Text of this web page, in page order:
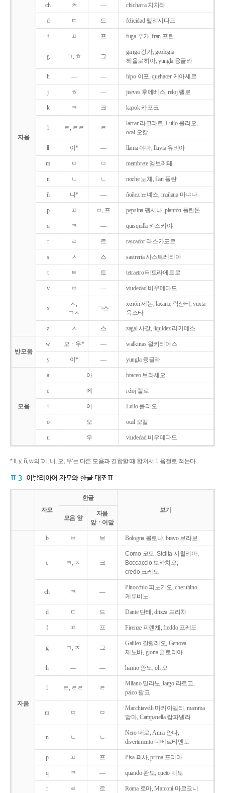
자음
ch ㅊ ― chicharra 치차라
d ㄷ 드 felicidad 펠리시다드
f ㅍ 프 fuga 푸가, fran 프란
g ㄱ, ㅎ 그
ganga 강가, geologia
헤올로히아, yungla 융글라
h ― ― hipo 이포, quehacer 케아세르
j ㅎ ― jueves 후에베스, reloj 렐로
k ㅋ 크 kapok 카포크
l ㄹ, ㄹㄹ ㄹ
lacrar 라크라르, Lulio 룰리오,
ocal 오칼
ll 이* ― llama 야마, lluvia 유비아
m ㅁ ㅁ membrete 멤브레테
n ㄴ ㄴ noche 노체, flan 플란
ñ 니* ― ñoñez 뇨녜스, mañana 마냐나
p ㅍ ㅂ, 프 pepsina 펩시나, plantón 플란톤
q ㅋ ― quisquilla 키스키야
r ㄹ 르 rascador 라스카도르
s ㅅ 스 sastreria 사스트레리아
t ㅌ 트 tetraetro 테트라에트로
v ㅂ ― viudedad 비우데다드
x
ㅅ,
ㄱㅅ
ㄱ스
xenón 세논, laxante 락산테, yuxta
육스타
z ㅅ 스 zagal 사갈, liquidez 리키데스
반모음
w 오ㆍ우* ― walkirias 왈키리아스
y 이* ― yungla 융글라
모음
a 아 braceo 브라세오
e 에 reloj 렐로
i 이 Lulio 룰리오
o 오 ocal 오칼
u 우 viudedad 비우데다드
* ll, y, ñ, w의 '이, 니, 오, 우'는 다른 모음과 결합할 때 합쳐서 1 음절로 적는다.
표 3 이탈리아어 자모와 한글 대조표
자모
한글
보기
모음 앞
자음
앞ㆍ어말
자음
b ㅂ 브 Bologna 볼로냐, bravo 브라보
c ㅋ, ㅊ 크
Como 코모, Sicilia 시칠리아,
Boccaccio 보카치오,
credo 크레도
ch ㅋ ―
Pinocchio 피노키오, cherubino
케루비노
d ㄷ 드 Dante 단테, drizza 드리차
f ㅍ 프 Firenze 피렌체, freddo 프레도
g ㄱ, ㅈ 그
Galileo 갈릴레오, Genova
제노바, gloria 글로리아
h ― ― hanno 안노, oh 오
l ㄹ, ㄹㄹ ㄹ
Milano 밀라노, largo 라르고,
palco 팔코
m ㅁ ㅁ
Macchiavelli 마키아벨리, mamma
맘마, Campanella 캄파넬라
n ㄴ ㄴ
Nero 네로, Anna 안나,
divertimento 디베르티멘토
p ㅍ 프 Pisa 피사, prima 프리마
q ㅋ ― quando 콴도, queto 퀘토
r ㄹ 르 Roma 로마, Marconi 마르코니